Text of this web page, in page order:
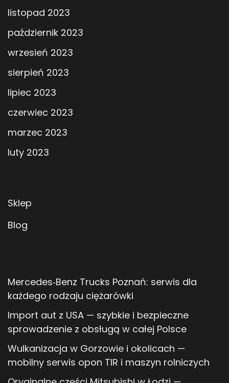
listopad 2023
październik 2023
wrzesień 2023
sierpień 2023
lipiec 2023
czerwiec 2023
marzec 2023
luty 2023
Sklep
Blog
Mercedes‑Benz Trucks Poznań: serwis dla
każdego rodzaju ciężarówki
Import aut z USA — szybkie i bezpieczne
sprowadzenie z obsługą w całej Polsce
Wulkanizacja w Gorzowie i okolicach —
mobilny serwis opon TIR i maszyn rolniczych